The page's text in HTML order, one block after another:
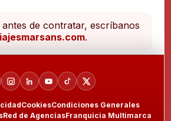
antes de contratar, escríbanos
.
CookiesCondiciones Generales
Red de AgenciasFranquicia Multimarca